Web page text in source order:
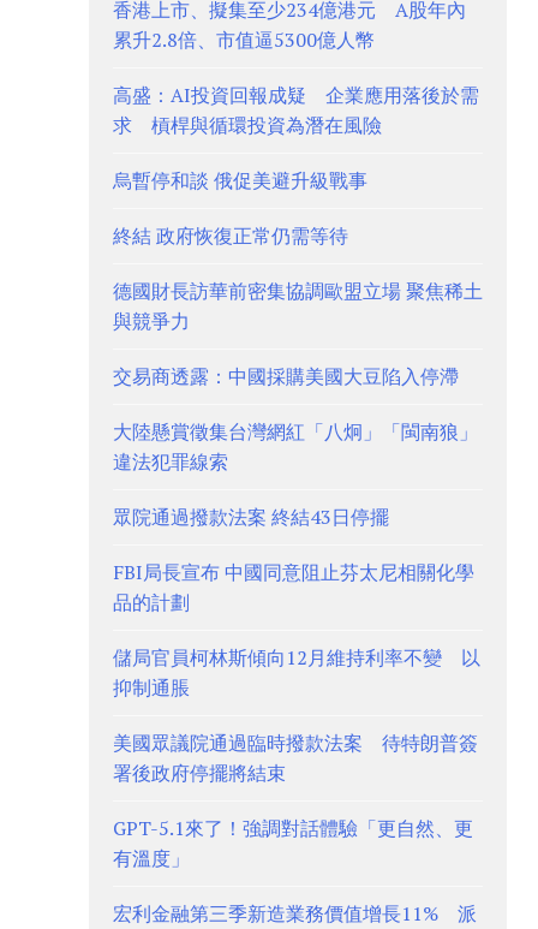
香港上市、擬集至少234億港元 A股年內
累升2.8倍、市值逼5300億人幣
高盛：AI投資回報成疑 企業應用落後於需
求 槓桿與循環投資為潛在風險
烏暫停和談 俄促美避升級戰事
終結 政府恢復正常仍需等待
德國財長訪華前密集協調歐盟立場 聚焦稀土
與競爭力
交易商透露：中國採購美國大豆陷入停滯
大陸懸賞徵集台灣網紅「八炯」「閩南狼」
違法犯罪線索
眾院通過撥款法案 終結43日停擺
FBI局長宣布 中國同意阻止芬太尼相關化學
品的計劃
儲局官員柯林斯傾向12月維持利率不變 以
抑制通脹
美國眾議院通過臨時撥款法案 待特朗普簽
署後政府停擺將結束
GPT-5.1來了！強調對話體驗「更自然、更
有溫度」
宏利金融第三季新造業務價值增長11% 派